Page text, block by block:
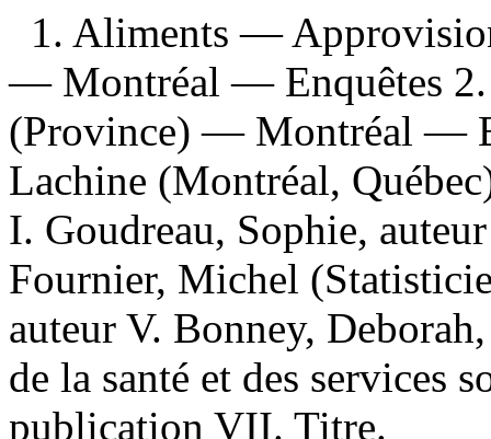
1. Aliments —
— Montréal — Enquêtes
(Province) — Montréal —
Lachine (Montréal,
I. Goudreau, Sophie,
Fournier, Michel
auteur V. Bonney,
de la santé et des services
publication VII. Titre.